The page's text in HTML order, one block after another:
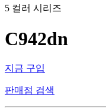
5 컬러 시리즈
C942dn
지금 구입
판매점 검색